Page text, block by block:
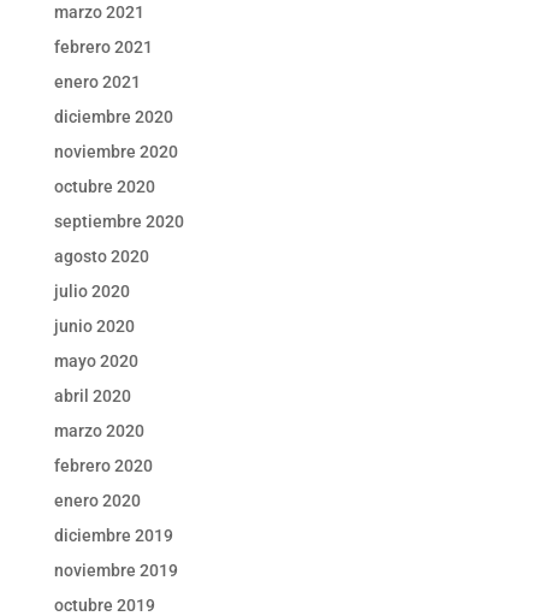
marzo 2021
febrero 2021
enero 2021
diciembre 2020
noviembre 2020
octubre 2020
septiembre 2020
agosto 2020
julio 2020
junio 2020
mayo 2020
abril 2020
marzo 2020
febrero 2020
enero 2020
diciembre 2019
noviembre 2019
octubre 2019